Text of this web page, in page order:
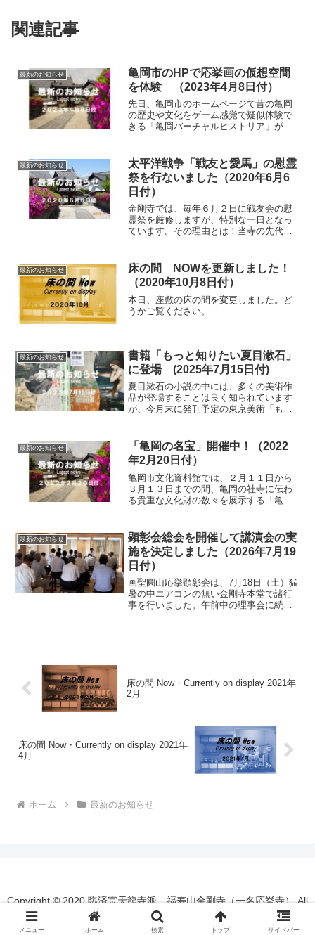
関連記事
最新のお知らせ
亀岡市のHPで応挙画の仮想空間
を体験 （2023年4月8日付）
先日、亀岡市のホームページで昔の亀岡
の歴史や文化をゲーム感覚で疑似体験で
きる「亀岡バーチャルヒストリア」が提
市のHPから「デジタル文化資料館」に入
る早速やってみましたが...
最新のお知らせ
太平洋戦争「戦友と愛馬」の慰霊
祭を行ないました（2020年6月6
日付）
金剛寺では、毎年６月２日に戦友会の慰
霊祭を厳修しますが、特別な一日となっ
ています。その理由とは！当寺の先代住
す。当初40人程が参加されていました
が、高齢化にともない徐...
最新のお知らせ
床の間 NOWを更新しました！
（2020年10月8日付）
本日、座敷の床の間を変更しました。ど
うかご覧ください。
最新のお知らせ
書籍「もっと知りたい夏目漱石」
に登場 (2025年7月15日付)
夏目漱石の小説の中には、多くの美術作
品が登場することは良く知られています
が、今月末に発刊予定の東京美術「もっ
寺の「波涛図」が登場する様子が取り上
げられています。二人...
最新のお知らせ
「亀岡の名宝」開催中！（2022
年2月20日付）
亀岡市文化資料館では、２月１１日から
３月１３日までの間、亀岡の社寺に伝わ
る貴重な文化財の数々を展示する「亀岡
かりの品々などが展示されている会場金
剛寺の群仙図や応挙関連品...
最新のお知らせ
顕彰会総会を開催して講演会の実
施を決定しました（2026年7月19
日付）
画聖圓山応挙顕彰会は、7月18日（土）猛
暑の中エアコンの無い金剛寺本堂で諸行
事を行いました。午前中の理事会に続
床の間 Now・Currently on display 2021年
2月
床の間 Now・Currently on display 2021年
4月
ホーム 最新のお知らせ
Copyright © 2020 臨済宗天龍寺派 福寿山金剛寺（一名応挙寺） All
Rights Reserved.
メニュー ホーム 検索 トップ サイドバー